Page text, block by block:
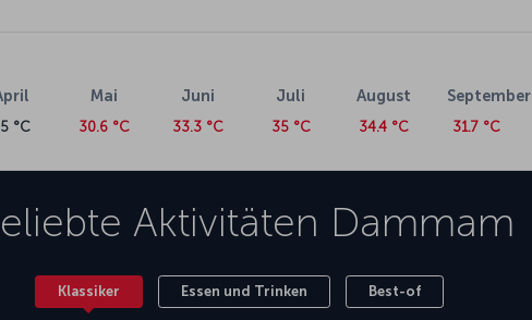
°C
Mai
30.6 °C
Juni
33.3 °C
Juli
35 °C
August
34.4 °C
September
31.7 °C
Aktivitäten Dammam
Klassiker Essen und Trinken Best-of